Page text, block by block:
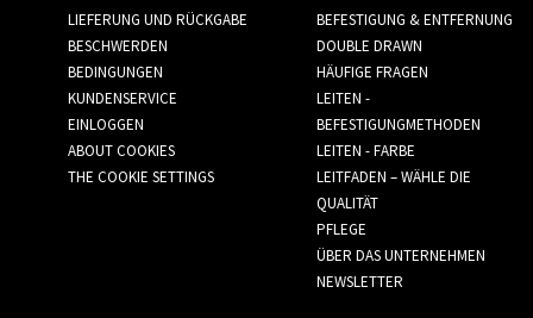
LIEFERUNG UND RÜCKGABE
BESCHWERDEN
BEDINGUNGEN
KUNDENSERVICE
EINLOGGEN
ABOUT COOKIES
THE COOKIE SETTINGS
BEFESTIGUNG & ENTFERNUNG
DOUBLE DRAWN
HÄUFIGE FRAGEN
LEITEN -
BEFESTIGUNGMETHODEN
LEITEN - FARBE
LEITFADEN – WÄHLE DIE
QUALITÄT
PFLEGE
ÜBER DAS UNTERNEHMEN
NEWSLETTER